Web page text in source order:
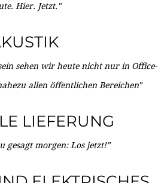
Hier. Jetzt."
sehen wir heute nicht nur in Office-
allen öffentlichen Bereichen"
LIEFERUNG
gesagt morgen: Los jetzt!"